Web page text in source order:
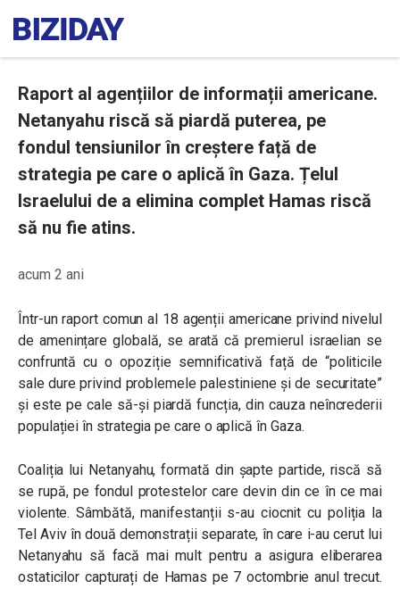
Raport al agențiilor de informații americane.
Netanyahu riscă să piardă puterea, pe
fondul tensiunilor în creștere față de
strategia pe care o aplică în Gaza. Țelul
Israelului de a elimina complet Hamas riscă
să nu fie atins.
acum 2 ani
Într-un raport comun al 18 agenții americane privind nivelul
de amenințare globală, se arată că premierul israelian se
confruntă cu o opoziție semnificativă față de “politicile
sale dure privind problemele palestiniene și de securitate”
și este pe cale să-și piardă funcția, din cauza neîncrederii
populației în strategia pe care o aplică în Gaza.
Coaliția lui Netanyahu, formată din șapte partide, riscă să
se rupă, pe fondul protestelor care devin din ce în ce mai
violente. Sâmbătă, manifestanții s-au ciocnit cu poliția la
Tel Aviv în două demonstrații separate, în care i-au cerut lui
Netanyahu să facă mai mult pentru a asigura eliberarea
ostaticilor capturați de Hamas pe 7 octombrie anul trecut.